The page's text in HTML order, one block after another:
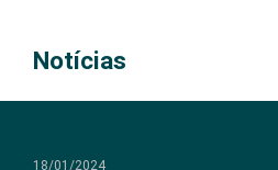
Notícias
18/01/2024